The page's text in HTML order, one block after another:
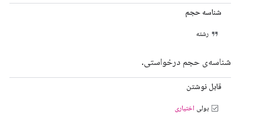
شناسه حجم
رشته
شناسه‌ی حجم درخواستی.
قابل نوشتن
بولی اختیاری